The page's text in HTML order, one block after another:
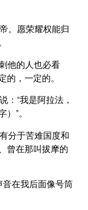
。愿荣耀权能归
他的人也必看
，一定的。
：“我是阿拉法，
”。
分于苦难国度和
曾在那叫拔摩的
在我后面像号筒